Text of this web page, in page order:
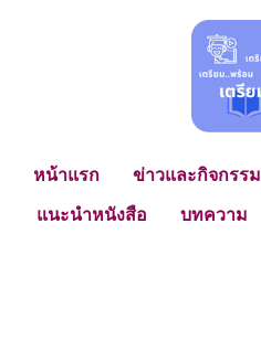
หน้าแรก ข่าวและกิจกรรม
แนะนําหนังสือ
บทความ